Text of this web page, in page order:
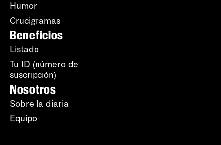
Humor
Crucigramas
Beneficios
Listado
Tu ID (número de
suscripción)
Nosotros
Sobre la diaria
Equipo